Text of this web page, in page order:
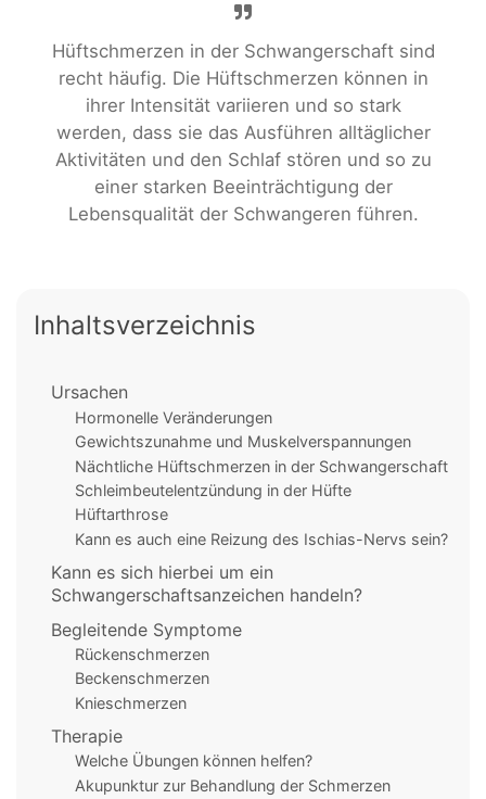
Hüftschmerzen in der Schwangerschaft sind
recht häufig. Die Hüftschmerzen können in
ihrer Intensität variieren und so stark
werden, dass sie das Ausführen alltäglicher
Aktivitäten und den Schlaf stören und so zu
einer starken Beeinträchtigung der
Lebensqualität der Schwangeren führen.
Inhaltsverzeichnis
Ursachen
Hormonelle Veränderungen
Gewichtszunahme und Muskelverspannungen
Nächtliche Hüftschmerzen in der Schwangerschaft
Schleimbeutelentzündung in der Hüfte
Hüftarthrose
Kann es auch eine Reizung des Ischias-Nervs sein?
Kann es sich hierbei um ein
Schwangerschaftsanzeichen handeln?
Begleitende Symptome
Rückenschmerzen
Beckenschmerzen
Knieschmerzen
Therapie
Welche Übungen können helfen?
Akupunktur zur Behandlung der Schmerzen